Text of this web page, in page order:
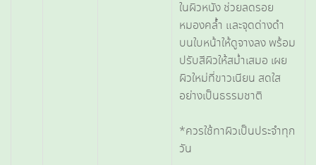
ในผิวหนัง ช่วยลดรอย
หมองคล้ำ และจุดด่างดำ
บนใบหน้าให้ดูจางลง พร้อม
ปรับสีผิวให้สม่ำเสมอ เผย
ผิวใหม่ที่ขาวเนียน สดใส
อย่างเป็นธรรมชาติ
*ควรใช้ทาผิวเป็นประจำทุก
วัน